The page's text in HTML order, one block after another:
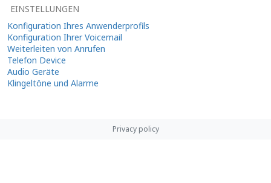
EINSTELLUNGEN
Konfiguration Ihres Anwenderprofils
Konfiguration Ihrer Voicemail
Weiterleiten von Anrufen
Telefon Device
Audio Geräte
Klingeltöne und Alarme
Privacy policy